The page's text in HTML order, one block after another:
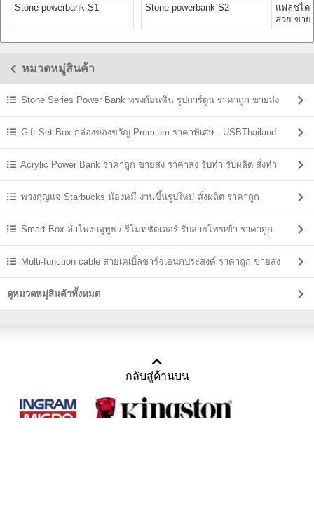
Stone powerbank S1 Stone powerbank S2
แฟลชได
สวย ขาย
ยม ราคา
หมวดหมู่สินค้า
Stone Series Power Bank ทรงก้อนหิน รูปการ์ตูน ราคาถูก ขายส่ง
Gift Set Box กล่องของขวัญ Premium ราคาพิเศษ - USBThailand
Acrylic Power Bank ราคาถูก ขายส่ง ราคาส่ง รับทำ รับผลิต สั่งทำ
พวงกุญแจ Starbucks น้องหมี งานขึ้นรูปใหม่ สั่งผลิต ราคาถูก
Smart Box ลำโพงบลูทูธ / รีโมทชัตเตอร์ รับสายโทรเข้า ราคาถูก
Multi-function cable สายเคเบิ้ลชาร์จเอนกประสงค์ ราคาถูก ขายส่ง
ดูหมวดหมู่สินค้าทั้งหมด
กลับสู่ด้านบน